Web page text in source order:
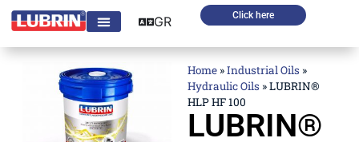
Click here
GR
Home »Industrial Oils »
Hydraulic Oils »LUBRIN®
HLP HF 100
LUBRIN®